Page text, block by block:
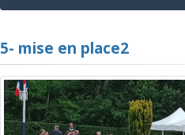
5- mise en place2